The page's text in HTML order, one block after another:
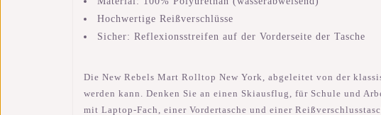
Hochwertige Reißverschlüsse
Sicher: Reflexionsstreifen auf der Vorderseite der Tasche
Die New Rebels Mart Rolltop New York, abgeleitet von der
werden kann. Denken Sie an einen Skiausflug, für Schule und
mit Laptop-Fach, einer Vordertasche und einer